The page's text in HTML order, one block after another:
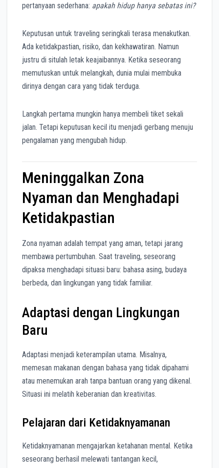
pertanyaan sederhana: apakah hidup hanya sebatas ini?
Keputusan untuk traveling seringkali terasa menakutkan.
Ada ketidakpastian, risiko, dan kekhawatiran. Namun
justru di situlah letak keajaibannya. Ketika seseorang
memutuskan untuk melangkah, dunia mulai membuka
dirinya dengan cara yang tidak terduga.
Langkah pertama mungkin hanya membeli tiket sekali
jalan. Tetapi keputusan kecil itu menjadi gerbang menuju
pengalaman yang mengubah hidup.
Meninggalkan Zona
Nyaman dan Menghadapi
Ketidakpastian
Zona nyaman adalah tempat yang aman, tetapi jarang
membawa pertumbuhan. Saat traveling, seseorang
dipaksa menghadapi situasi baru: bahasa asing, budaya
berbeda, dan lingkungan yang tidak familiar.
Adaptasi dengan Lingkungan
Baru
Adaptasi menjadi keterampilan utama. Misalnya,
memesan makanan dengan bahasa yang tidak dipahami
atau menemukan arah tanpa bantuan orang yang dikenal.
Situasi ini melatih keberanian dan kreativitas.
Pelajaran dari Ketidaknyamanan
Ketidaknyamanan mengajarkan ketahanan mental. Ketika
seseorang berhasil melewati tantangan kecil,